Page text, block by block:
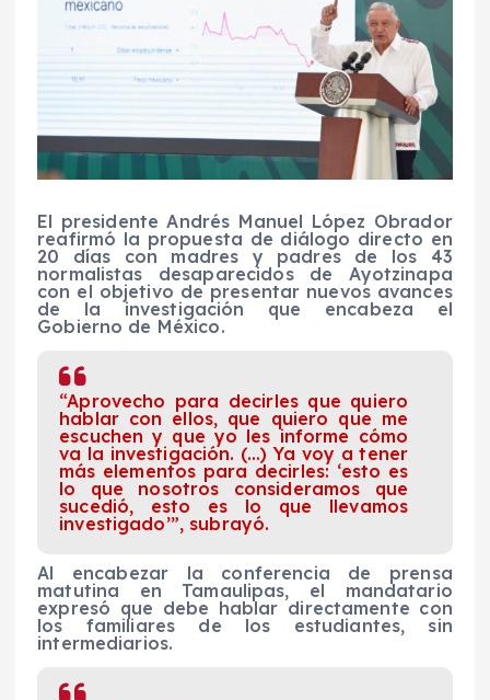
El presidente Andrés Manuel López Obrador
reafirmó la propuesta de diálogo directo en
20 días con madres y padres de los 43
normalistas desaparecidos de Ayotzinapa
con el objetivo de presentar nuevos avances
de la investigación que encabeza el
Gobierno de México.
“Aprovecho para decirles que quiero
hablar con ellos, que quiero que me
escuchen y que yo les informe cómo
va la investigación. (…) Ya voy a tener
más elementos para decirles: ‘esto es
lo que nosotros consideramos que
sucedió, esto es lo que llevamos
investigado’”, subrayó.
Al encabezar la conferencia de prensa
matutina en Tamaulipas, el mandatario
expresó que debe hablar directamente con
los familiares de los estudiantes, sin
intermediarios.